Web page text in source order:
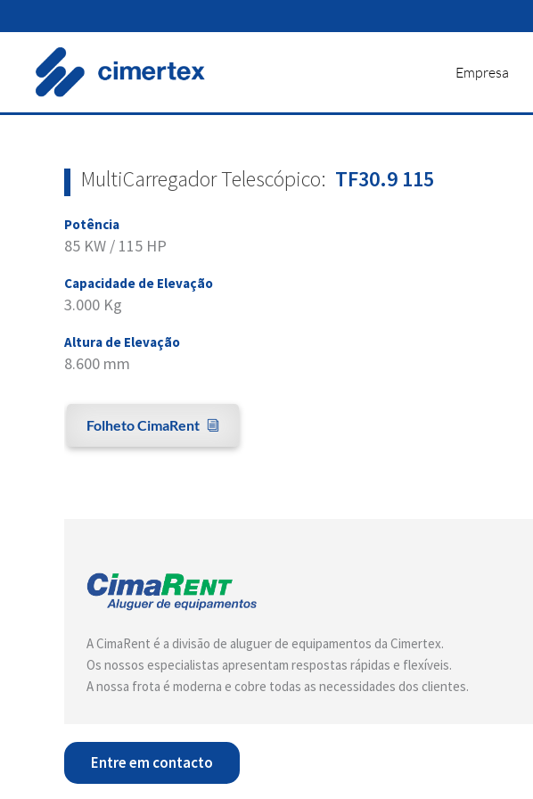
to
Empresa
MultiCarregador Telescópico: TF30.9 115
Potência
85 KW / 115 HP
Capacidade de Elevação
3.000 Kg
Altura de Elevação
8.600 mm
Folheto CimaRent
A CimaRent é a divisão de aluguer de equipamentos da Cimertex.
Os nossos especialistas apresentam respostas rápidas e flexíveis.
A nossa frota é moderna e cobre todas as necessidades dos clientes.
Entre em contacto